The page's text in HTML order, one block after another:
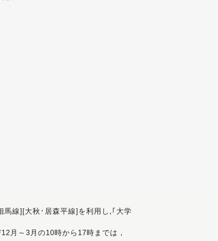
線][大秋･居森平線]を利用し,｢大学
月～3月の10時から17時までは，